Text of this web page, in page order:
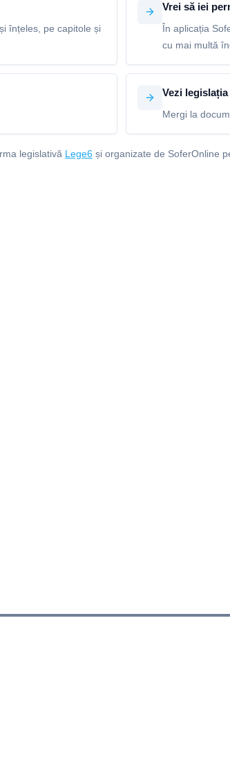
înțeles, pe capitole și
Vrei să iei
În aplicația
cu mai multă
Vezi
Mergi la
legislativă Lege6 și organizate de SoferOnline